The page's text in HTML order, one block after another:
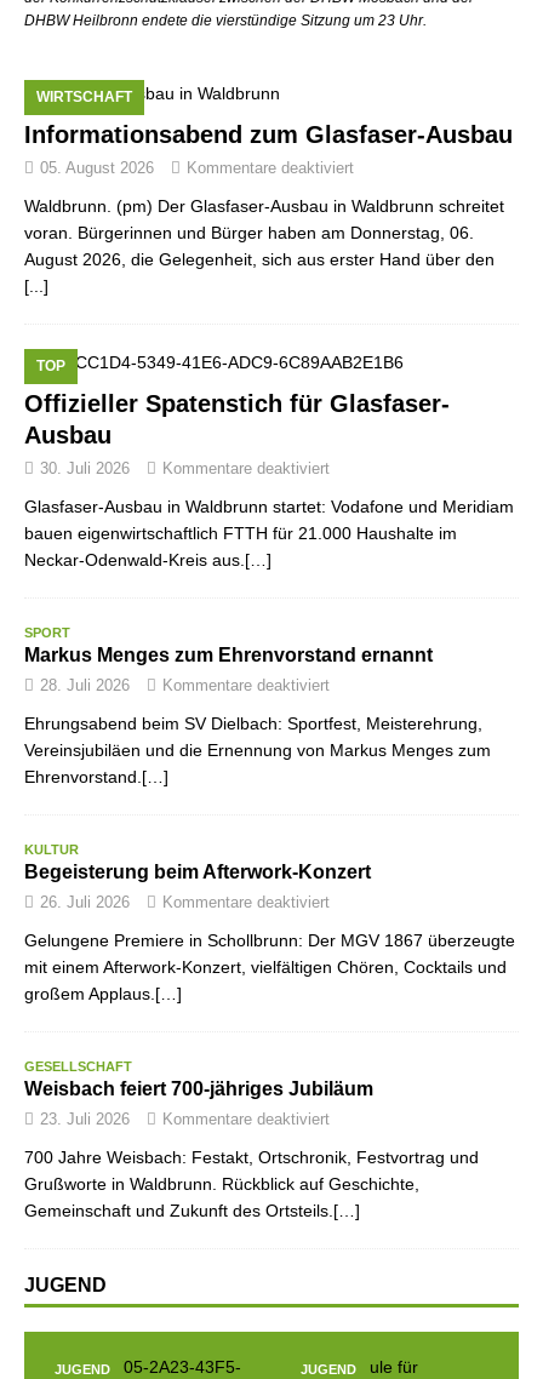
DHBW Heilbronn endete die vierstündige Sitzung um 23 Uhr.
Informationsabend zum Glasfaser-Ausbau
WIRTSCHAFT
05. August 2026 Kommentare deaktiviert
Waldbrunn. (pm) Der Glasfaser-Ausbau in Waldbrunn schreitet
voran. Bürgerinnen und Bürger haben am Donnerstag, 06.
August 2026, die Gelegenheit, sich aus erster Hand über den
[...]
Offizieller Spatenstich für Glasfaser-
Ausbau
TOP
30. Juli 2026 Kommentare deaktiviert
Glasfaser-Ausbau in Waldbrunn startet: Vodafone und Meridiam
bauen eigenwirtschaftlich FTTH für 21.000 Haushalte im
Neckar-Odenwald-Kreis aus.[…]
SPORT
Markus Menges zum Ehrenvorstand ernannt
28. Juli 2026 Kommentare deaktiviert
Ehrungsabend beim SV Dielbach: Sportfest, Meisterehrung,
Vereinsjubiläen und die Ernennung von Markus Menges zum
Ehrenvorstand.[…]
KULTUR
Begeisterung beim Afterwork-Konzert
26. Juli 2026 Kommentare deaktiviert
Gelungene Premiere in Schollbrunn: Der MGV 1867 überzeugte
mit einem Afterwork-Konzert, vielfältigen Chören, Cocktails und
großem Applaus.[…]
GESELLSCHAFT
Weisbach feiert 700-jähriges Jubiläum
23. Juli 2026 Kommentare deaktiviert
700 Jahre Weisbach: Festakt, Ortschronik, Festvortrag und
Grußworte in Waldbrunn. Rückblick auf Geschichte,
Gemeinschaft und Zukunft des Ortsteils.[…]
JUGEND
JUGEND JUGEND